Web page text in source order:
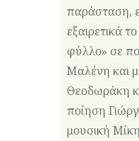
παράσταση,
εξαιρετικά
φύλλο» σε
Μαλένη και
Θεοδωράκη
ποίηση
μουσική